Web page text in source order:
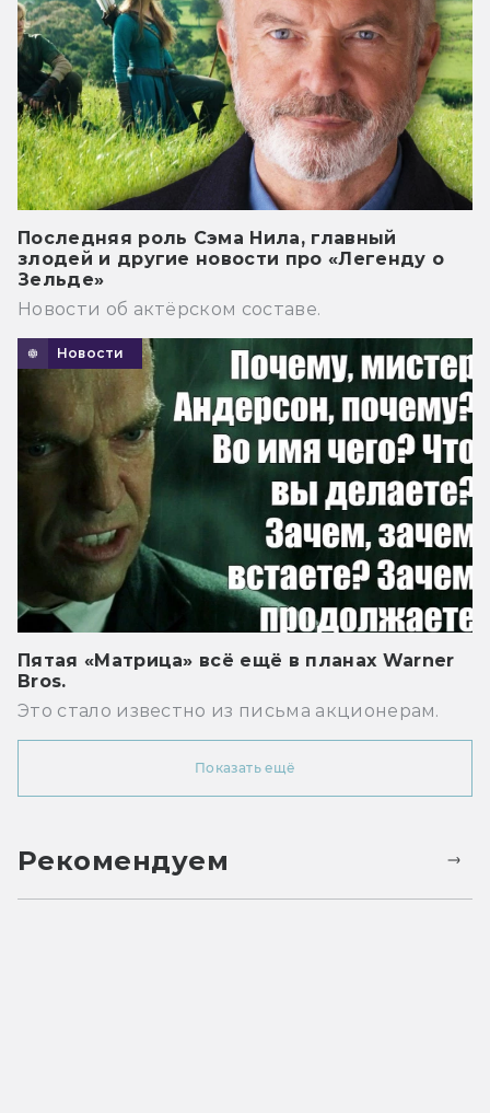
Последняя роль Сэма Нила, главный
злодей и другие новости про «Легенду о
Зельде»
Новости об актёрском составе.
Новости
Пятая «Матрица» всё ещё в планах Warner
Bros.
Это стало известно из письма акционерам.
Показать ещё
Рекомендуем